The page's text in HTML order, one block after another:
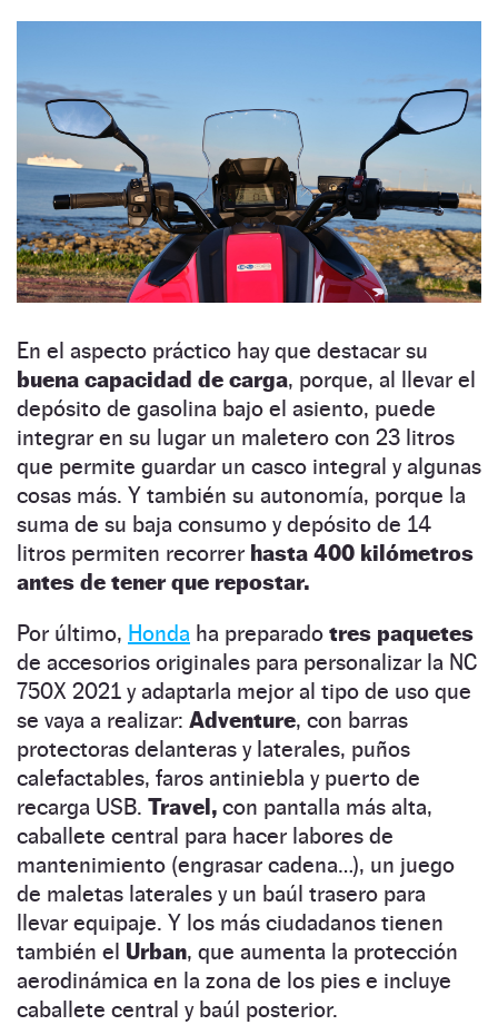
En el aspecto práctico hay que destacar su
buena capacidad de carga, porque, al llevar el
depósito de gasolina bajo el asiento, puede
integrar en su lugar un maletero con 23 litros
que permite guardar un casco integral y algunas
cosas más. Y también su autonomía, porque la
suma de su baja consumo y depósito de 14
litros permiten recorrer hasta 400 kilómetros
antes de tener que repostar.
Por último, Honda ha preparado tres paquetes
de accesorios originales para personalizar la NC
750X 2021 y adaptarla mejor al tipo de uso que
se vaya a realizar: Adventure, con barras
protectoras delanteras y laterales, puños
calefactables, faros antiniebla y puerto de
recarga USB. Travel, con pantalla más alta,
caballete central para hacer labores de
mantenimiento (engrasar cadena…), un juego
de maletas laterales y un baúl trasero para
llevar equipaje. Y los más ciudadanos tienen
también el Urban, que aumenta la protección
aerodinámica en la zona de los pies e incluye
caballete central y baúl posterior.